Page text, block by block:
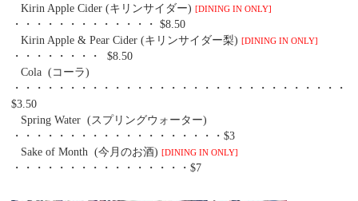
Kirin Apple Cider (キリンサイダー) [DINING IN ONLY]
・・・・・・・・・・・・・ $8.50
Kirin Apple & Pear Cider (キリンサイダー梨) [DINING IN ONLY]
・・・・・・・・ $8.50
Cola (コーラ)
・・・・・・・・・・・・・・・・・・・・・・・・・・・・・・
$3.50
Spring Water (スプリングウォーター)
・・・・・・・・・・・・・・・・・・・$3
Sake of Month (今月のお酒) [DINING IN ONLY]
・・・・・・・・・・・・・・・・$7